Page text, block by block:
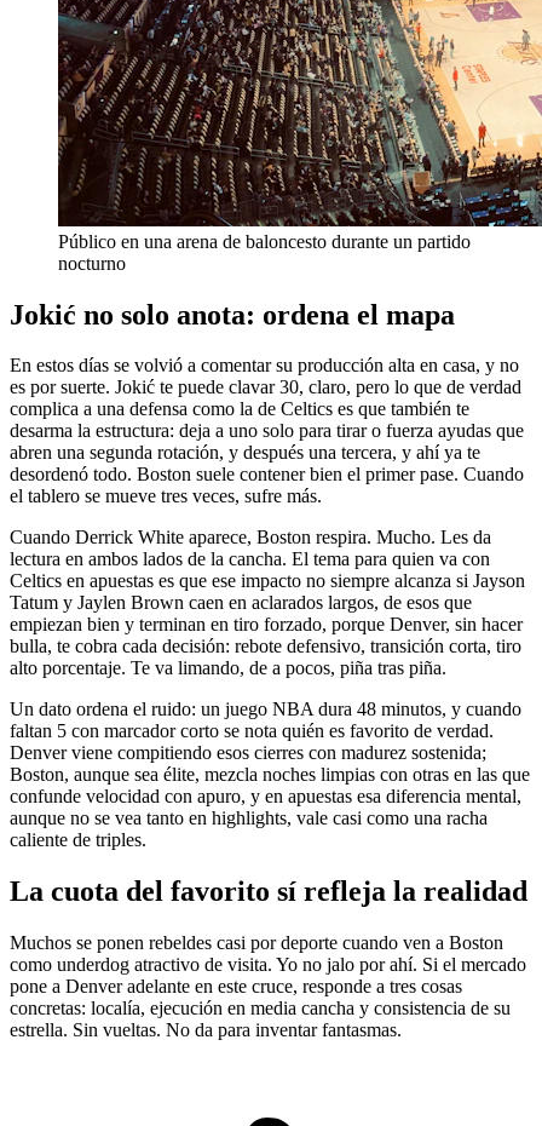
Público en una arena de baloncesto durante un partido
nocturno
Jokić no solo anota: ordena el mapa
En estos días se volvió a comentar su producción alta en casa, y no
es por suerte. Jokić te puede clavar 30, claro, pero lo que de verdad
complica a una defensa como la de Celtics es que también te
desarma la estructura: deja a uno solo para tirar o fuerza ayudas que
abren una segunda rotación, y después una tercera, y ahí ya te
desordenó todo. Boston suele contener bien el primer pase. Cuando
el tablero se mueve tres veces, sufre más.
Cuando Derrick White aparece, Boston respira. Mucho. Les da
lectura en ambos lados de la cancha. El tema para quien va con
Celtics en apuestas es que ese impacto no siempre alcanza si Jayson
Tatum y Jaylen Brown caen en aclarados largos, de esos que
empiezan bien y terminan en tiro forzado, porque Denver, sin hacer
bulla, te cobra cada decisión: rebote defensivo, transición corta, tiro
alto porcentaje. Te va limando, de a pocos, piña tras piña.
Un dato ordena el ruido: un juego NBA dura 48 minutos, y cuando
faltan 5 con marcador corto se nota quién es favorito de verdad.
Denver viene compitiendo esos cierres con madurez sostenida;
Boston, aunque sea élite, mezcla noches limpias con otras en las que
confunde velocidad con apuro, y en apuestas esa diferencia mental,
aunque no se vea tanto en highlights, vale casi como una racha
caliente de triples.
La cuota del favorito sí refleja la realidad
Muchos se ponen rebeldes casi por deporte cuando ven a Boston
como underdog atractivo de visita. Yo no jalo por ahí. Si el mercado
pone a Denver adelante en este cruce, responde a tres cosas
concretas: localía, ejecución en media cancha y consistencia de su
estrella. Sin vueltas. No da para inventar fantasmas.